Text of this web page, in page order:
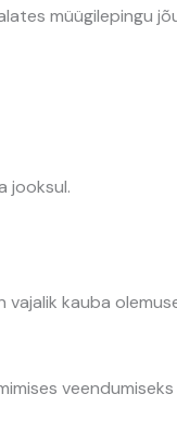
müügilepingu
jooksul.
kauba